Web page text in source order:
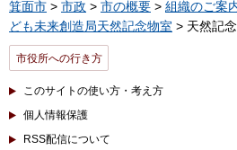
箕面市 > 市政 > 市の概要 > 組織のご案
ども未来創造局天然記念物室 > 天然記
市役所への行き方
このサイトの使い方・考え方
個人情報保護
RSS配信について